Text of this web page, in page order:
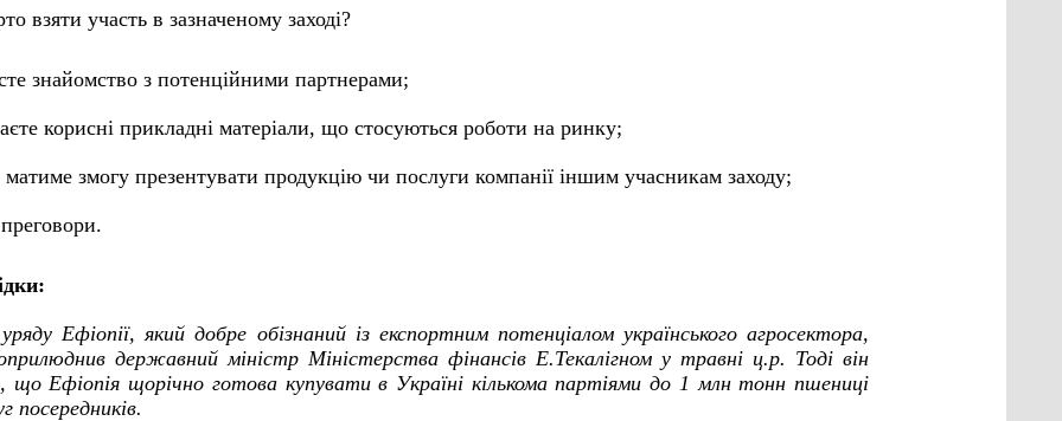
взяти участь в зазначеному заході?
знайомство з потенційними партнерами;
корисні прикладні матеріали, що стосуються роботи на ринку;
змогу презентувати продукцію чи послуги компанії іншим учасникам заходу;
Ефіопії, який добре обізнаний із експортним потенціалом українського агросектора,
державний міністр Міністерства фінансів Е.Текалігном у травні ц.р. Тоді він
що Ефіопія щорічно готова купувати в Україні кількома партіями до 1 млн тонн пшениці
посередників.